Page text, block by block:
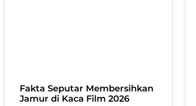
Fakta Seputar Membersihkan
Jamur di Kaca Film 2026